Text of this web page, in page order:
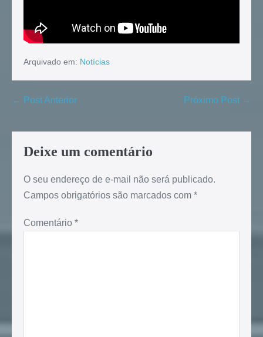
Arquivado em: Notícias
← Post Anterior Próximo Post →
Deixe um comentário
O seu endereço de e-mail não será publicado.
Campos obrigatórios são marcados com *
Comentário *